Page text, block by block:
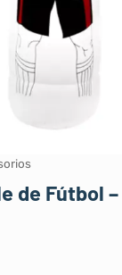
de Fútbol –